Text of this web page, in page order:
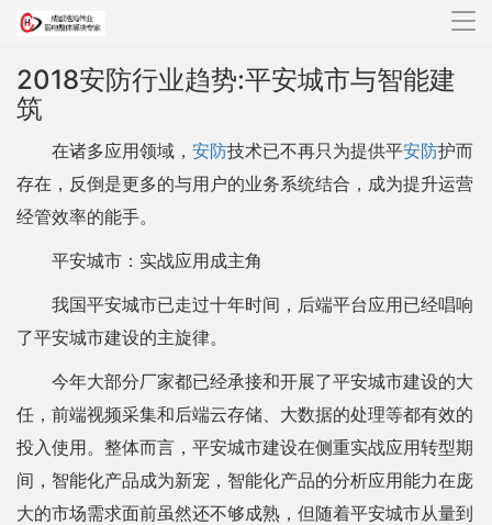
导
2018安防行业趋势:平安城市与智能建
筑
在诸多应用领域， 安防技术已不再只为提供平安防护而
存在，反倒是更多的与用户的业务系统结合，成为提升运营
经管效率的能手。
平安城市：实战应用成主角
我国平安城市已走过十年时间，后端平台应用已经唱响
了平安城市建设的主旋律。
今年大部分厂家都已经承接和开展了平安城市建设的大
任，前端视频采集和后端云存储、大数据的处理等都有效的
投入使用。整体而言，平安城市建设在侧重实战应用转型期
间，智能化产品成为新宠，智能化产品的分析应用能力在庞
大的市场需求面前虽然还不够成熟，但随着平安城市从量到